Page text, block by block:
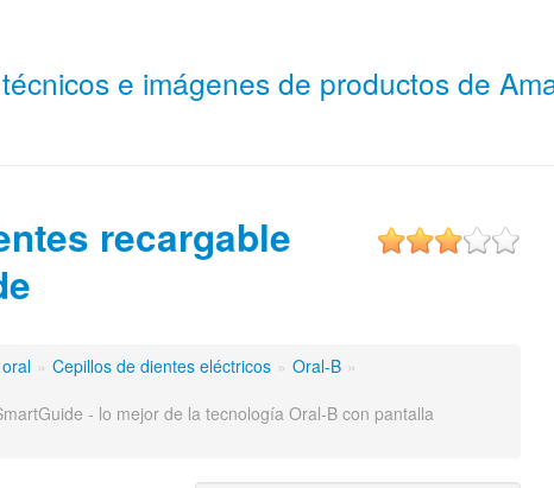
e imágenes de productos de
recargable
» Cepillos de dientes eléctricos » Oral-B »
- lo mejor de la tecnología Oral-B con pantalla